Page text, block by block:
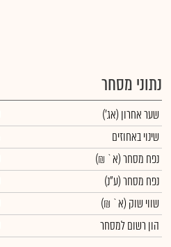
נתוני מסחר
שער אחרון (אג')
שינוי באחוזים
נפח מסחר(א` ₪)
נפח מסחר(ע"נ)
שווי שוק (א` ₪)
הון רשום למסחר